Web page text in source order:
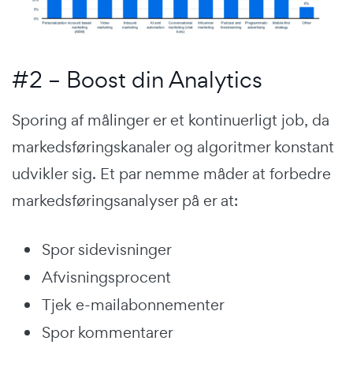
#2 – Boost din Analytics
Sporing af målinger er et kontinuerligt job, da
markedsføringskanaler og algoritmer konstant
udvikler sig. Et par nemme måder at forbedre
markedsføringsanalyser på er at:
Spor sidevisninger
Afvisningsprocent
Tjek e-mailabonnementer
Spor kommentarer